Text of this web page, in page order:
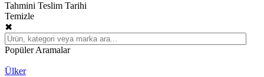
Tahmini Teslim Tarihi
Temizle
✖
Popüler Aramalar
Ülker